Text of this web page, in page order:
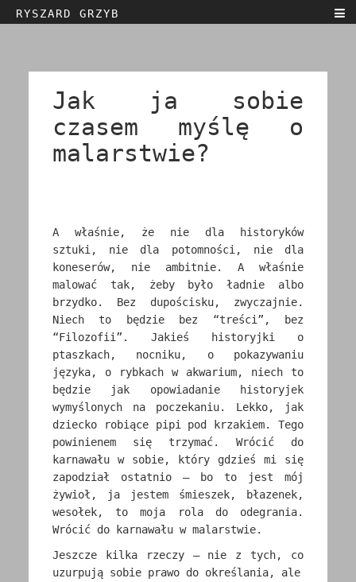
Jak ja sobie
czasem myślę o
malarstwie?
A właśnie, że nie dla historyków
sztuki, nie dla potomności, nie dla
koneserów, nie ambitnie. A właśnie
malować tak, żeby było ładnie albo
brzydko. Bez dupościsku, zwyczajnie.
Niech to będzie bez “treści”, bez
“Filozofii”. Jakieś historyjki o
ptaszkach, nocniku, o pokazywaniu
języka, o rybkach w akwarium, niech to
będzie jak opowiadanie historyjek
wymyślonych na poczekaniu. Lekko, jak
dziecko robiące pipi pod krzakiem. Tego
powinienem się trzymać. Wrócić do
karnawału w sobie, który gdzieś mi się
zapodział ostatnio – bo to jest mój
żywioł, ja jestem śmieszek, błazenek,
wesołek, to moja rola do odegrania.
Wrócić do karnawału w malarstwie.
Jeszcze kilka rzeczy – nie z tych, co
uzurpują sobie prawo do określania, ale
RYSZARD GRZYB
Art
Contact
Exhibitions
Polski